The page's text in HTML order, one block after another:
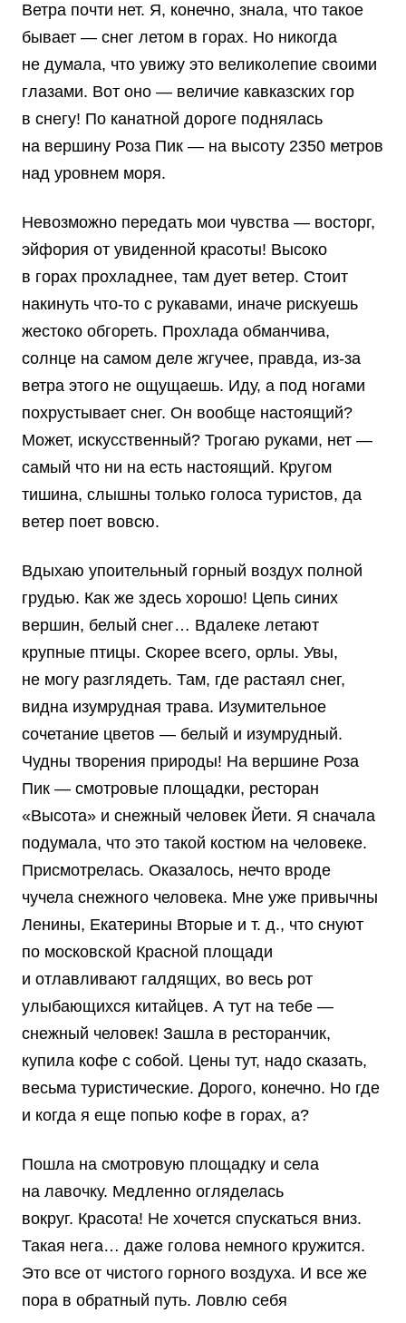
Ветра почти нет. Я, конечно, знала, что такое
бывает — снег летом в горах. Но никогда
не думала, что увижу это великолепие своими
глазами. Вот оно — величие кавказских гор
в снегу! По канатной дороге поднялась
на вершину Роза Пик — на высоту 2350 метров
над уровнем моря.
Невозможно передать мои чувства — восторг,
эйфория от увиденной красоты! Высоко
в горах прохладнее, там дует ветер. Стоит
накинуть что-то с рукавами, иначе рискуешь
жестоко обгореть. Прохлада обманчива,
солнце на самом деле жгучее, правда, из-за
ветра этого не ощущаешь. Иду, а под ногами
похрустывает снег. Он вообще настоящий?
Может, искусственный? Трогаю руками, нет —
самый что ни на есть настоящий. Кругом
тишина, слышны только голоса туристов, да
ветер поет вовсю.
Вдыхаю упоительный горный воздух полной
грудью. Как же здесь хорошо! Цепь синих
вершин, белый снег… Вдалеке летают
крупные птицы. Скорее всего, орлы. Увы,
не могу разглядеть. Там, где растаял снег,
видна изумрудная трава. Изумительное
сочетание цветов — белый и изумрудный.
Чудны творения природы! На вершине Роза
Пик — смотровые площадки, ресторан
«Высота» и снежный человек Йети. Я сначала
подумала, что это такой костюм на человеке.
Присмотрелась. Оказалось, нечто вроде
чучела снежного человека. Мне уже привычны
Ленины, Екатерины Вторые и т. д., что снуют
по московской Красной площади
и отлавливают галдящих, во весь рот
улыбающихся китайцев. А тут на тебе —
снежный человек! Зашла в ресторанчик,
купила кофе с собой. Цены тут, надо сказать,
весьма туристические. Дорого, конечно. Но где
и когда я еще попью кофе в горах, а?
Пошла на смотровую площадку и села
на лавочку. Медленно огляделась
вокруг. Красота! Не хочется спускаться вниз.
Такая нега… даже голова немного кружится.
Это все от чистого горного воздуха. И все же
пора в обратный путь. Ловлю себя